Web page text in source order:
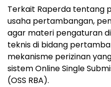
Terkait Raperda tentang
usaha pertambangan,
agar materi pengaturan
teknis di bidang
mekanisme perizinan
sistem Online Single
(OSS RBA).